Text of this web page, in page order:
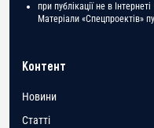
при публікації не в
Матеріали «Спецпроектів»
Контент
Новини
Статті